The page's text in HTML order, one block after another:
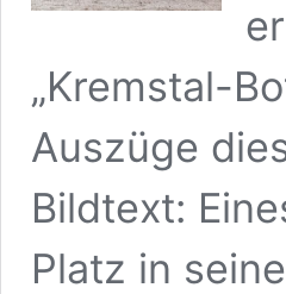
„Kremstal-
Auszüge
Bildtext:
Platz in